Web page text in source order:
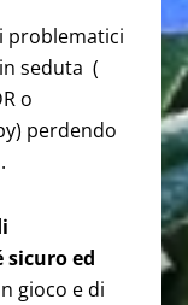
problematici
seduta (
o
perdendo
sicuro ed
gioco e di